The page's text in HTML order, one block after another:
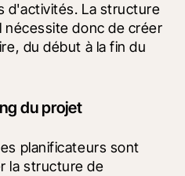
d'activités. La structure
donc de créer
du début à la fin du
du projet
planificateurs sont
la structure de